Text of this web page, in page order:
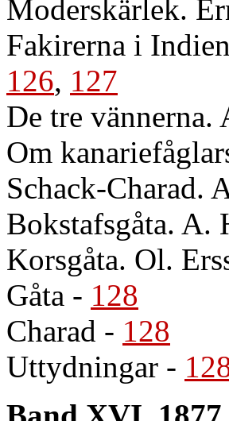
Moderskärlek.
Fakirerna i
126, 127
De tre
Om
Schack-Charad.
Bokstafsgåta. A.
Korsgåta. Ol.
Gåta - 128
Charad - 128
Uttydningar -